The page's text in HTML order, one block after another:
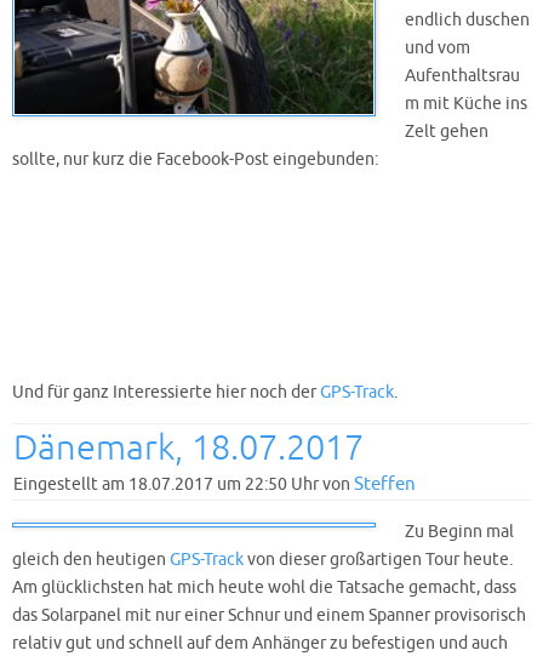
endlich duschen
und vom
Aufenthaltsrau
m mit Küche ins
Zelt gehen
sollte, nur kurz die Facebook-Post eingebunden:
Und für ganz Interessierte hier noch derGPS-Track.
Dänemark, 18.07.2017
Eingestellt am 18.07.2017 um 22:50 Uhr von Steffen
Zu Beginn mal
gleich den heutigen GPS-Trackvon dieser großartigen Tour heute.
Am glücklichsten hat mich heute wohl die Tatsache gemacht, dass
das Solarpanel mit nur einer Schnur und einem Spanner provisorisch
relativ gut und schnell auf dem Anhänger zu befestigen und auch